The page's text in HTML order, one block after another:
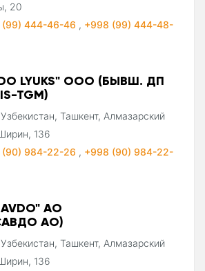
20
(99) 444-46-46 , +998 (99) 444-48-
LYUKS" ООО (БЫВШ. ДП
TGM)
Ташкент, Алмазарский
136
(90) 984-22-26 , +998 (90) 984-22-
АО
АО)
Ташкент, Алмазарский
136